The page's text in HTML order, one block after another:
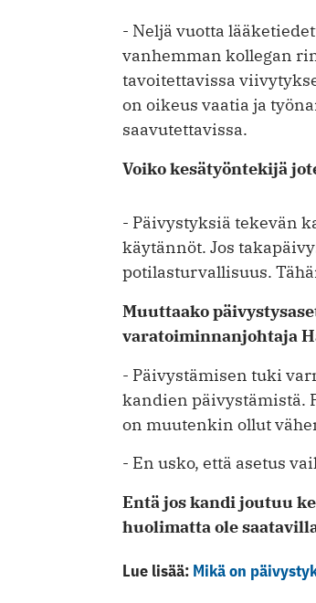
- Neljä vuotta
vanhemman kollegan
tavoitettavissa
on oikeus vaatia ja
saavutettavissa.
Voiko kesätyöntekijä
- Päivystyksiä tekevän
käytännöt. Jos
potilasturvallisuus.
Muuttaako
varatoiminnanjohtaja
- Päivystämisen tuki
kandien päivystämistä.
on muutenkin ollut
- En usko, että asetus
Entä jos kandi joutuu
huolimatta ole
Lue lisää: Mikä on